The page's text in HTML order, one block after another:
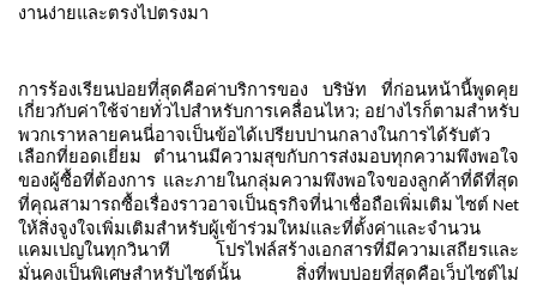
งานง่ายและตรงไปตรงมา
การร้องเรียนบ่อยที่สุดคือค่าบริการของ บริษัท
ที่ก่อนหน้านี้พูดคุย
เกี่ยวกับค่าใช้จ่ายทั่วไปสำหรับการเคลื่อนไหว; อย่างไรก็ตามสำหรับ
พวกเราหลายคนนี่อาจเป็นข้อได้เปรียบปานกลางในการได้รับตัว
เลือกที่ยอดเยี่ยม
ตำนานมีความสุขกับการส่งมอบทุกความพึงพอใจ
ของผู้ซื้อที่ต้องการ และภายในกลุ่มความพึงพอใจของลูกค้าที่ดีที่สุด
ที่คุณสามารถซื้อเรื่องราวอาจเป็นธุรกิจที่น่าเชื่อถือเพิ่มเติม ไซต์ Net
ให้สิ่งจูงใจเพิ่มเติมสำหรับผู้เข้าร่วมใหม่และที่ตั้งค่าและจำนวน
แคมเปญในทุกวินาที
โปรไฟล์สร้างเอกสารที่มีความเสถียรและ
มั่นคงเป็นพิเศษสำหรับไซต์นั้น
สิ่งที่พบบ่อยที่สุดคือเว็บไซต์ไม่